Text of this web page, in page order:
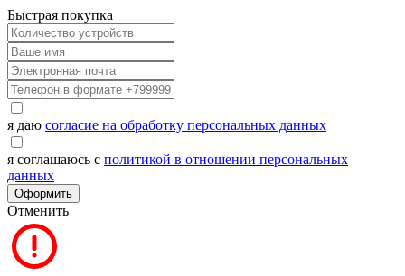
Быстрая покупка
я даю согласие на обработку персональных данных
я соглашаюсь с политикой в отношении персональных
данных
Оформить
Отменить